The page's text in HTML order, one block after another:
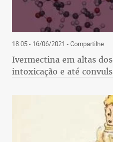
18:05 - 16/06/2021 - Compartilhe
Ivermectina em altas
intoxicação e até